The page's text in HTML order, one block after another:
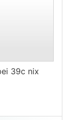
mit
39c nix